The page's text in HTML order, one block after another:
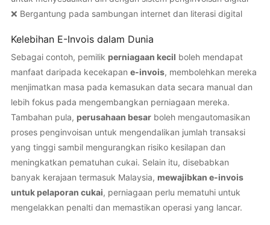
❌ Bergantung pada sambungan internet dan literasi digital
Kelebihan E-Invois dalam Dunia
Sebagai contoh, pemilik perniagaan kecil boleh mendapat
manfaat daripada kecekapan e-invois, membolehkan mereka
menjimatkan masa pada kemasukan data secara manual dan
lebih fokus pada mengembangkan perniagaan mereka.
Tambahan pula, perusahaan besar boleh mengautomasikan
proses penginvoisan untuk mengendalikan jumlah transaksi
yang tinggi sambil mengurangkan risiko kesilapan dan
meningkatkan pematuhan cukai. Selain itu, disebabkan
banyak kerajaan termasuk Malaysia, mewajibkan e-invois
untuk pelaporan cukai, perniagaan perlu mematuhi untuk
mengelakkan penalti dan memastikan operasi yang lancar.